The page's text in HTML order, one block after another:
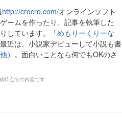
http://crocro.com/オンラインソフト
ームを作ったり、記事を執筆した
しています。「めもりーくりーな
近は、小説家デビューして小説も書
）。面白いことなら何でもOKのさ
時点での内容です